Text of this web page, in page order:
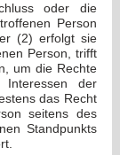
oder die
Person
(2) erfolgt sie
Person, trifft
um die Rechte
der
das Recht
seitens des
Standpunkts